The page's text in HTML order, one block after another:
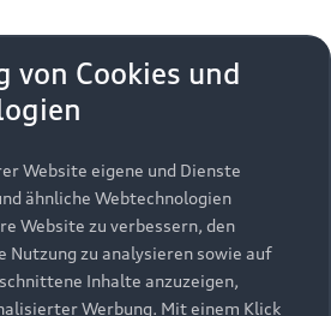
Zurück nach oben
von Cookies und
Website eigene und Dienste
ähnliche Webtechnologien
Website zu verbessern, den
Nutzung zu analysieren sowie auf
Inhalte anzuzeigen,
Werbung. Mit einem Klick